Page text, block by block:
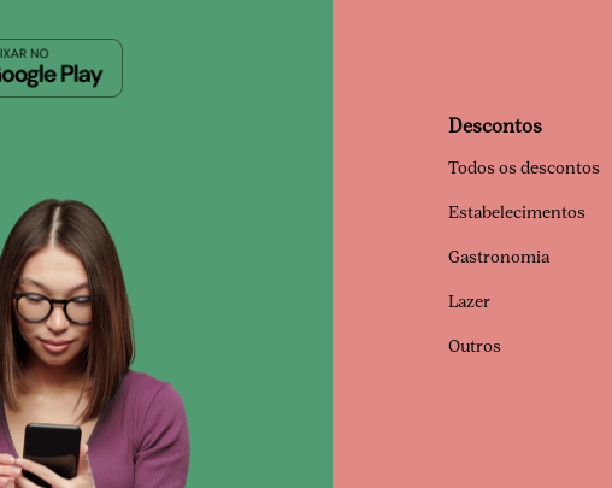
Descontos
Todos os descontos
Estabelecimentos
Gastronomia
Lazer
Outros